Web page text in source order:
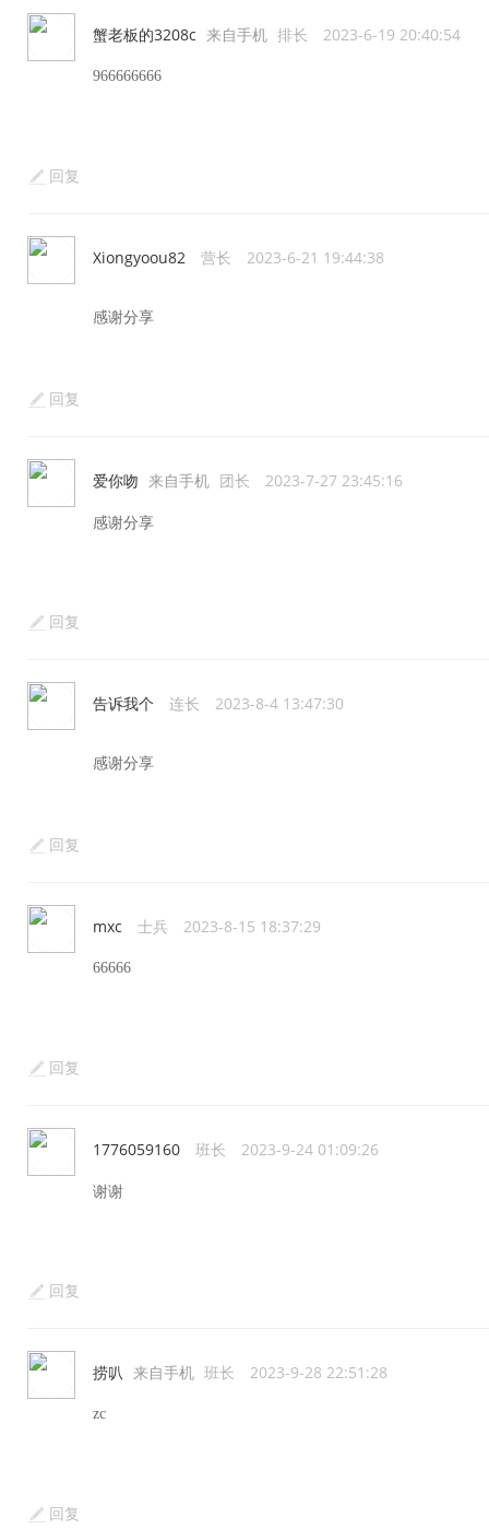
蟹老板的3208c 来自手机 排长 2023-6-19 20:40:54
966666666
回复
Xiongyoou82 营长 2023-6-21 19:44:38
感谢分享
回复
爱你吻 来自手机 团长 2023-7-27 23:45:16
感谢分享
回复
告诉我个 连长 2023-8-4 13:47:30
感谢分享
回复
mxc 士兵 2023-8-15 18:37:29
66666
回复
1776059160 班长 2023-9-24 01:09:26
谢谢
回复
捞叭 来自手机 班长 2023-9-28 22:51:28
zc
回复